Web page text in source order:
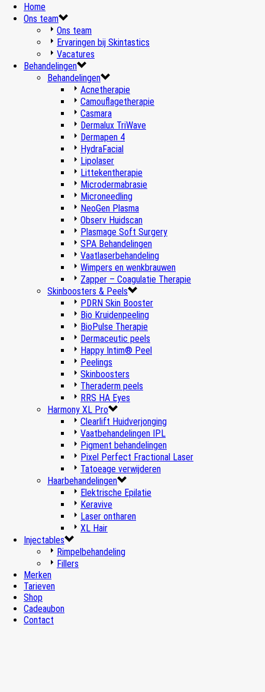
Home
Ons team
Ons team
Ervaringen bij Skintastics
Vacatures
Behandelingen
Behandelingen
Acnetherapie
Camouflagetherapie
Casmara
Dermalux TriWave
Dermapen 4
HydraFacial
Lipolaser
Littekentherapie
Microdermabrasie
Microneedling
NeoGen Plasma
Observ Huidscan
Plasmage Soft Surgery
SPA Behandelingen
Vaatlaserbehandeling
Wimpers en wenkbrauwen
Zapper – Coagulatie Therapie
Skinboosters & Peels
PDRN Skin Booster
Bio Kruidenpeeling
BioPulse Therapie
Dermaceutic peels
Happy Intim® Peel
Peelings
Skinboosters
Theraderm peels
RRS HA Eyes
Harmony XL Pro
Clearlift Huidverjonging
Vaatbehandelingen IPL
Pigment behandelingen
Pixel Perfect Fractional Laser
Tatoeage verwijderen
Haarbehandelingen
Elektrische Epilatie
Keravive
Laser ontharen
XL Hair
Injectables
Rimpelbehandeling
Fillers
Merken
Tarieven
Shop
Cadeaubon
Contact